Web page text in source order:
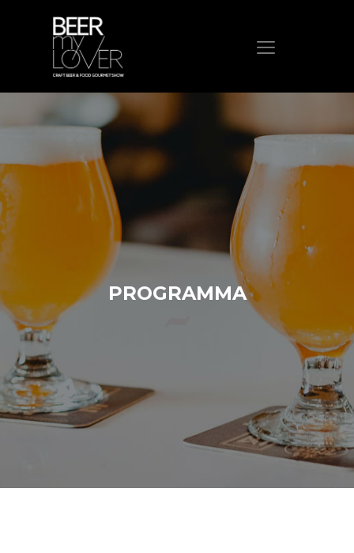
HOME
CHI SIAMO
PROGRAMMA
VISITA
ESPONI
PROTAGONISTI
ELENCO ESPOSITORI
NEWS
CONTATTIPROGRAMMA